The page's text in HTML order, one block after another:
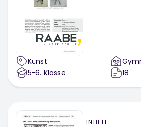
Kunst
5-6. Klasse
18
EINHEIT